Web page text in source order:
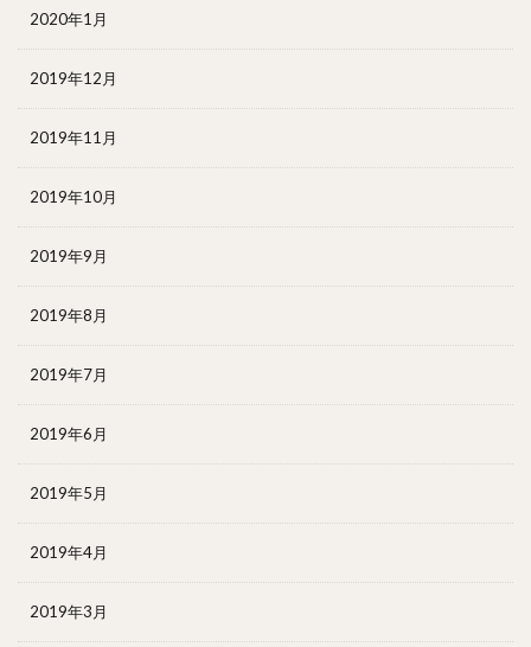
2020年1月
2019年12月
2019年11月
2019年10月
2019年9月
2019年8月
2019年7月
2019年6月
2019年5月
2019年4月
2019年3月